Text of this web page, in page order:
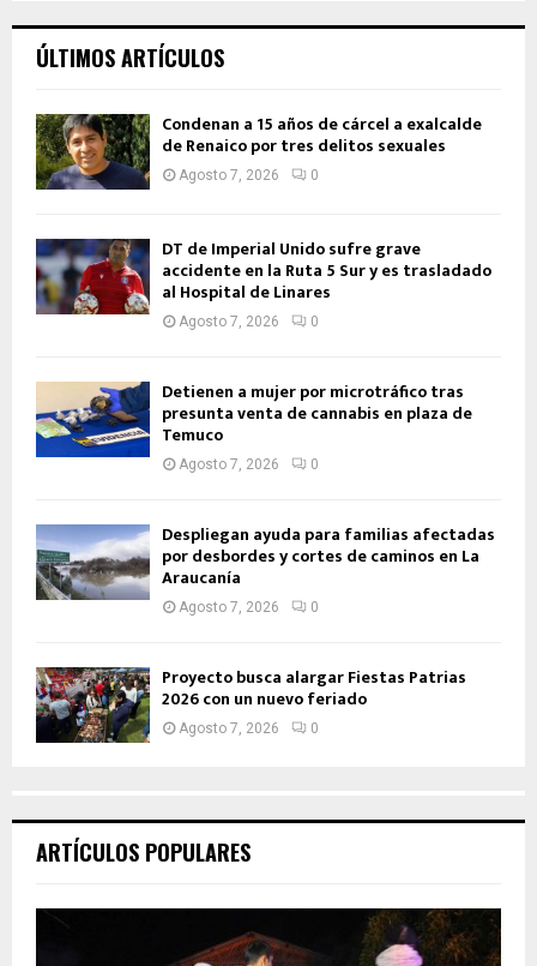
ÚLTIMOS ARTÍCULOS
Condenan a 15 años de cárcel a exalcalde
de Renaico por tres delitos sexuales
Agosto 7, 2026 0
DT de Imperial Unido sufre grave
accidente en la Ruta 5 Sur y es trasladado
al Hospital de Linares
Agosto 7, 2026 0
Detienen a mujer por microtráfico tras
presunta venta de cannabis en plaza de
Temuco
Agosto 7, 2026 0
Despliegan ayuda para familias afectadas
por desbordes y cortes de caminos en La
Araucanía
Agosto 7, 2026 0
Proyecto busca alargar Fiestas Patrias
2026 con un nuevo feriado
Agosto 7, 2026 0
ARTÍCULOS POPULARES